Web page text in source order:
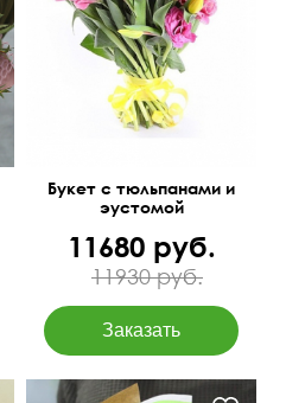
40 см 30 см
Букет с тюльпанами и
эустомой
11680 руб.
11930 руб.